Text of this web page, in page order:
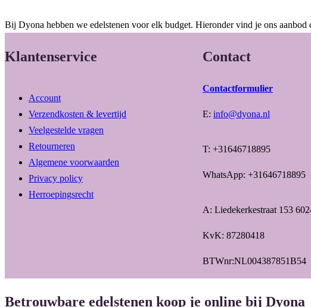
Bij Dyona hebben we edelstenen voor elk budget. Hieronder vind je ons aanbod
Klantenservice
Account
Verzendkosten & levertijd
Veelgestelde vragen
Retourneren
Algemene voorwaarden
Privacy policy
Herroepingsrecht
Contact
Contactformulier
E: info@dyona.nl
T: +31646718895
WhatsApp: +31646718895
A: Liedekerkestraat 153
KvK: 87280418
BTWnr:NL004387851B54
Betrouwbare edelstenen koop je online bij Dyona